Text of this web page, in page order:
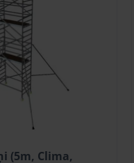
(5m, Clima,